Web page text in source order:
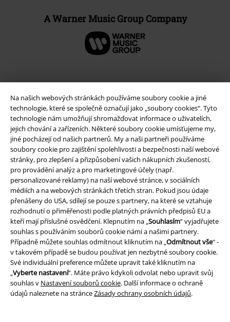
Na našich webových stránkách používáme soubory cookie a jiné
technologie, které se společně označují jako „soubory cookies“. Tyto
technologie nám umožňují shromažďovat informace o uživatelích,
jejich chování a zařízeních. Některé soubory cookie umísťujeme my,
jiné pocházejí od našich partnerů. My a naši partneři používáme
soubory cookie pro zajištění spolehlivosti a bezpečnosti naší webové
stránky, pro zlepšení a přizpůsobení vašich nákupních zkušeností,
pro provádění analýz a pro marketingové účely (např.
personalizované reklamy) na naší webové stránce, v sociálních
médiích a na webových stránkách třetích stran. Pokud jsou údaje
přenášeny do USA, sdílejí se pouze s partnery, na které se vztahuje
rozhodnutí o přiměřenosti podle platných právních předpisů EU a
kteří mají příslušné osvědčení. Klepnutím na „Souhlasím“ vyjadřujete
souhlas s používáním souborů cookie námi a našimi partnery.
Případně můžete souhlas odmítnout kliknutím na „Odmítnout vše“ -
v takovém případě se budou používat jen nezbytné soubory cookie.
Své individuální preference můžete upravit také kliknutím na
„Vyberte nastavení“. Máte právo kdykoli odvolat nebo upravit svůj
souhlas v Nastavení souborů cookie. Další informace o ochraně
údajů naleznete na stránceZásady ochrany osobních údajů.
A Warner Music Group Company
Právní informace
Podmínky
Prohlášení
Ochrana osobních údajů
Likvidace odpadu a ochrana životního prostředí
Prohlášení o shodě